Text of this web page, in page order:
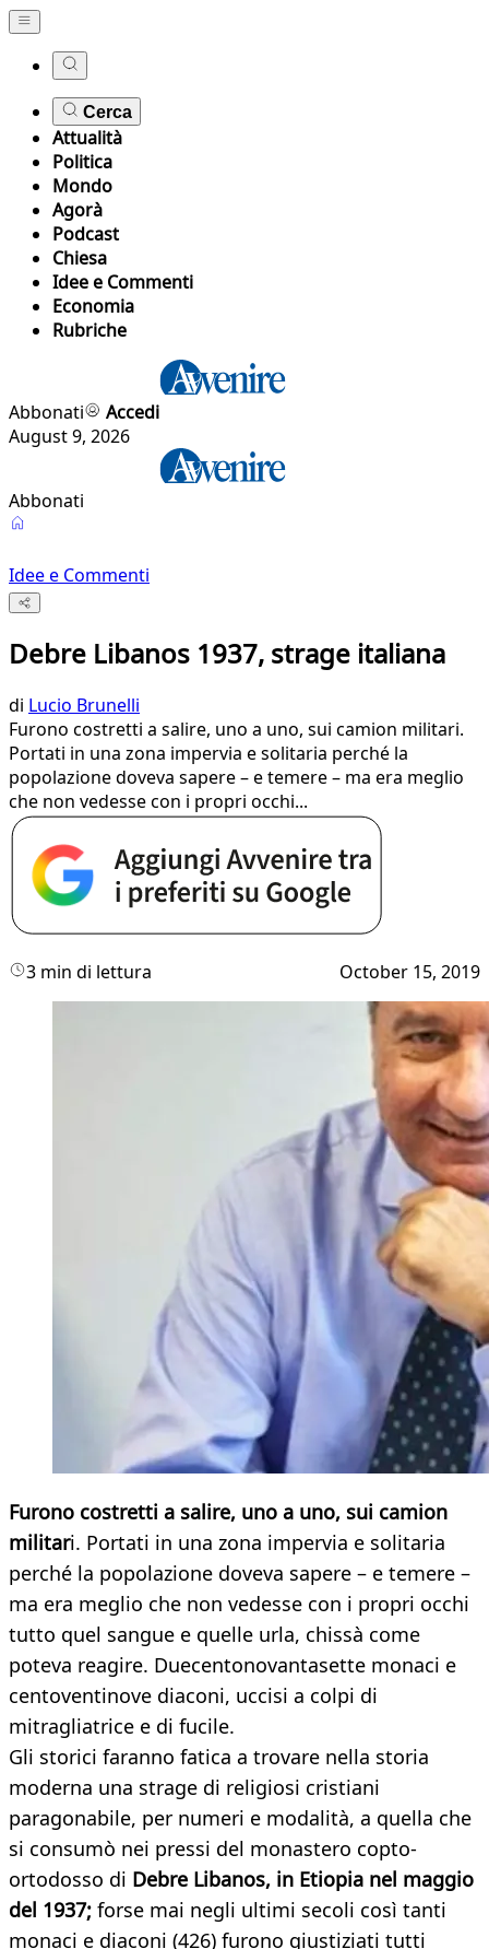
Cerca
Attualità
Politica
Mondo
Agorà
Podcast
Chiesa
Idee e Commenti
Economia
Rubriche
Abbonati
Accedi
August 9, 2026
Abbonati
Idee e Commenti
Debre Libanos 1937, strage italiana
di Lucio Brunelli
Furono costretti a salire, uno a uno, sui camion militari.
Portati in una zona impervia e solitaria perché la
popolazione doveva sapere – e temere – ma era meglio
che non vedesse con i propri occhi...
3 min di lettura October 15, 2019
Furono costretti a salire, uno a uno, sui camion
militari. Portati in una zona impervia e solitaria
perché la popolazione doveva sapere – e temere –
ma era meglio che non vedesse con i propri occhi
tutto quel sangue e quelle urla, chissà come
poteva reagire. Duecentonovantasette monaci e
centoventinove diaconi, uccisi a colpi di
mitragliatrice e di fucile.
Gli storici faranno fatica a trovare nella storia
moderna una strage di religiosi cristiani
paragonabile, per numeri e modalità, a quella che
si consumò nei pressi del monastero copto-
ortodosso di Debre Libanos, in Etiopia nel maggio
del 1937; forse mai negli ultimi secoli così tanti
monaci e diaconi (426) furono giustiziati tutti